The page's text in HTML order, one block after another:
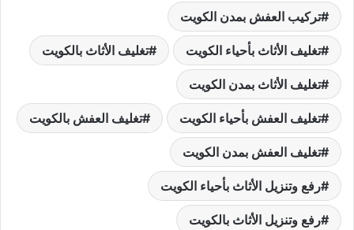
تركيب العفش بمدن الكويت
تغليف الأثاث بأحياء الكويت تغليف الأثاث بالكويت
تغليف الأثاث بمدن الكويت
تغليف العفش بأحياء الكويت تغليف العفش بالكويت
تغليف العفش بمدن الكويت
رفع وتنزيل الأثاث بأحياء الكويت
رفع وتنزيل الأثاث بالكويت